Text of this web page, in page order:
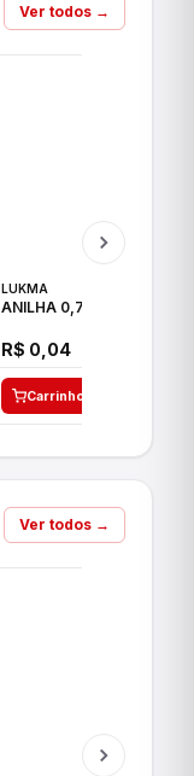
Ver todos →
LUKMA
ANILHA 0,75-1,5MM E
R$ 0,04
Carrinho
Ver todos →